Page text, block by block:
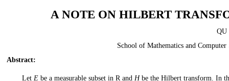
A NOTE ON HILBERT
QU
School of Mathematics and
Abstract:
Let E be a measurable subset in R and Hbe the Hilbert transform. In